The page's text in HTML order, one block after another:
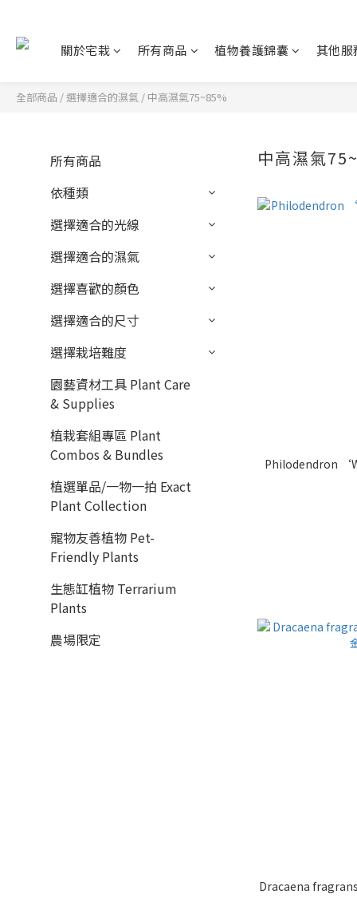
關於宅栽 所有商品 植物養護錦囊 其他服
全部商品 /選擇適合的濕氣 / 中高濕氣75~85%
所有商品
依種類
選擇適合的光線
選擇適合的濕氣
選擇喜歡的顏色
選擇適合的尺寸
選擇栽培難度
園藝資材工具 Plant Care
& Supplies
植栽套組專區 Plant
Combos & Bundles
植選單品/一物一拍 Exact
Plant Collection
寵物友善植物 Pet-
Friendly Plants
生態缸植物 Terrarium
Plants
農場限定
中高濕氣
Philodendron
Dracaena